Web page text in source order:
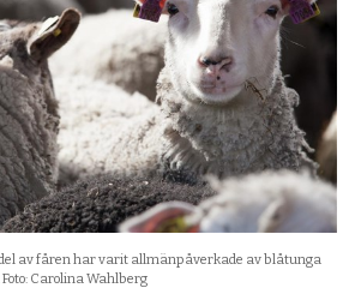
av fåren har varit allmänpåverkade av blåtunga
Carolina Wahlberg